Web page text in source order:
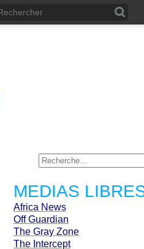
MEDIAS
Africa News
Off Guardian
The Gray Zone
The Intercept